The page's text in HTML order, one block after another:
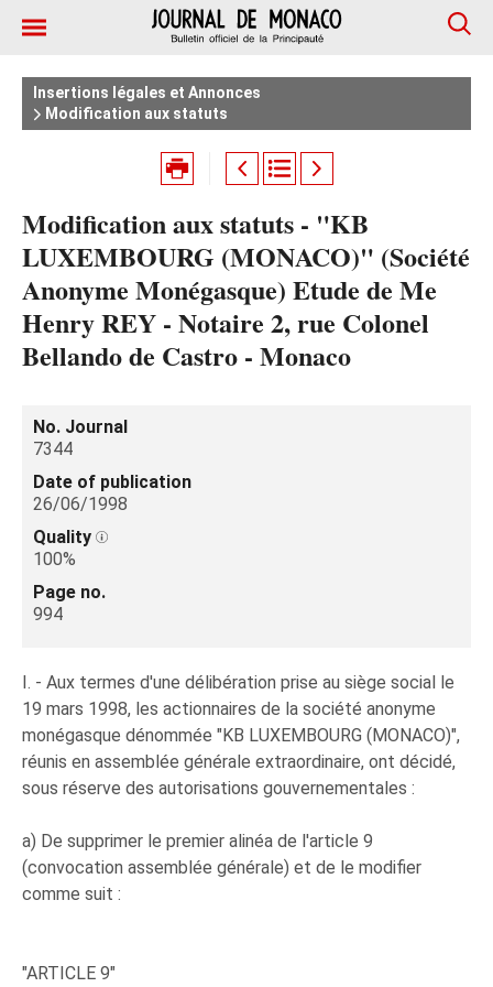
Insertions légales et Annonces
Modification aux statuts
Modification aux statuts - "KB
LUXEMBOURG (MONACO)" (Société
Anonyme Monégasque) Etude de Me
Henry REY - Notaire 2, rue Colonel
Bellando de Castro - Monaco
No. Journal
7344
Date of publication
26/06/1998
Quality
100%
Page no.
994
I. - Aux termes d'une délibération prise au siège social le
19 mars 1998, les actionnaires de la société anonyme
monégasque dénommée "KB LUXEMBOURG (MONACO)",
réunis en assemblée générale extraordinaire, ont décidé,
sous réserve des autorisations gouvernementales :
a) De supprimer le premier alinéa de l'article 9
(convocation assemblée générale) et de le modifier
comme suit :
"ARTICLE 9"